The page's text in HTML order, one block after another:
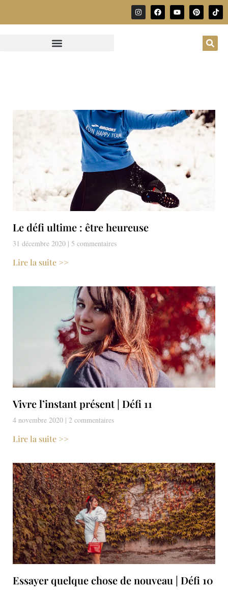
Le défi ultime : être heureuse
31 décembre 2020 5 commentaires
Lire la suite >>
Vivre l’instant présent | Défi 11
4 novembre 2020 2 commentaires
Lire la suite >>
Essayer quelque chose de nouveau | Défi 10